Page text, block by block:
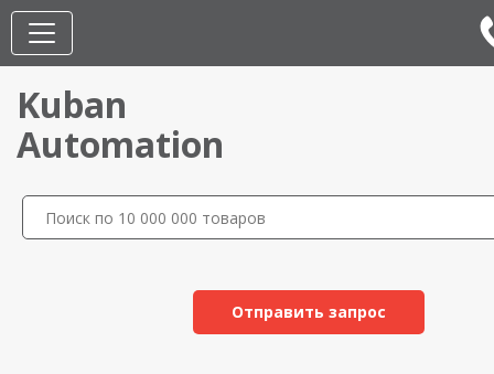
Kuban
Automation
Отправить запрос